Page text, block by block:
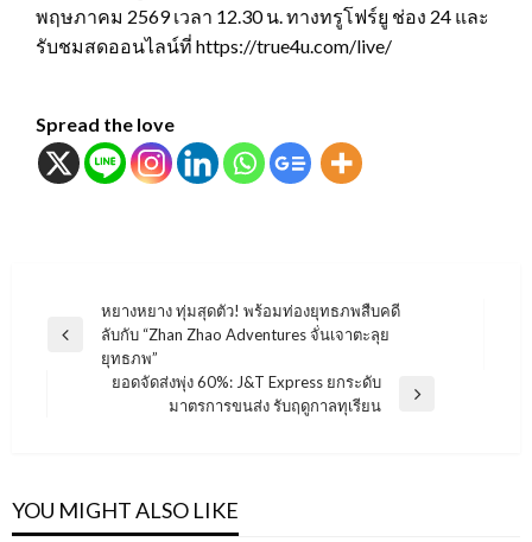
พฤษภาคม 2569 เวลา 12.30 น. ทางทรูโฟร์ยู ช่อง 24 และ
รับชมสดออนไลน์ที่ https://true4u.com/live/
Spread the love
แนะแนว
เรื่อง
Previous
หยางหยาง ทุ่มสุดตัว! พร้อมท่องยุทธภพสืบคดี
ลับกับ “Zhan Zhao Adventures จั่นเจาตะลุย
ยุทธภพ”
ยอดจัดส่งพุ่ง 60%: J&T Express ยกระดับ
มาตรการขนส่ง รับฤดูกาลทุเรียน
YOU MIGHT ALSO LIKE